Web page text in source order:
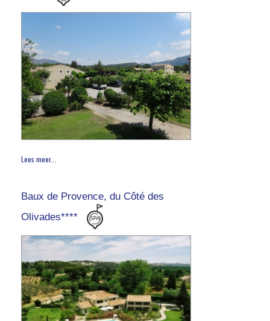
Lees meer...
Baux de Provence, du Côté des
Olivades****